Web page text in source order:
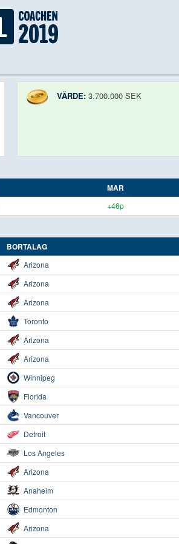
VÄRDE: 3.700.000 SEK
MAR
+46p
BORTALAG
Arizona
Arizona
Arizona
Toronto
Arizona
Arizona
Winnipeg
Florida
Vancouver
Detroit
Los Angeles
Arizona
Anaheim
Edmonton
Arizona